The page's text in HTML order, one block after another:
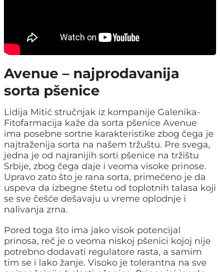
Avenue – najprodavanija
sorta pšenice
Lidija Mitić stručnjak iz kompanije Galenika-
Fitofarmacija kaže da sorta pšenice Avenue
ima posebne sortne karakteristike zbog čega je
najtraženija sorta na našem tržuštu. Pre svega,
jedna je od najranijih sorti pšenice na tržištu
Srbije, zbog čega daje i veoma visoke prinose.
Upravo zato što je rana sorta, primećeno je da
uspeva da izbegne štetu od toplotnih talasa koji
se sve češće dešavaju u vreme oplodnje i
nalivanja zrna.
Pored toga što ima jako visok potencijal
prinosa, reč je o veoma niskoj pšenici kojoj nije
potrebno dodavati regulatore rasta, a samim
tim se i lako žanje. Visoko je tolerantna na sve